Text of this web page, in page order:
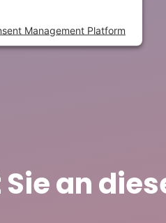
Management Platform
an